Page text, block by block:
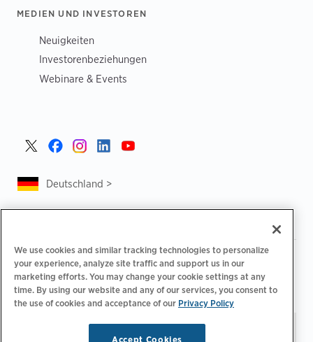
MEDIEN UND INVESTOREN
Neuigkeiten
Investorenbeziehungen
Webinare & Events
Deutschland >
Datenschutzrichtlinie | Ihre Datenschutzoptionen
Rechtliches | Abrechnung zur Barrierefreiheit |
Verhaltenskodex für Lieferanten | EPR-Informationen |
Impressum
We use cookies and similar tracking technologies to personalize
your experience, analyze site traffic and support us in our
marketing efforts. You may change your cookie settings at any
time. By using our website and any of our services, you consent to
the use of cookies and acceptance of our Privacy Policy
Accept Cookies